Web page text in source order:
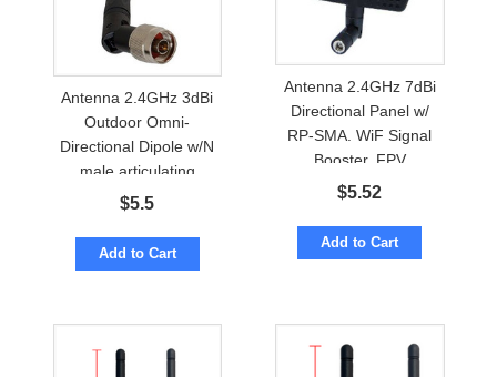
Antenna 2.4GHz 3dBi
Outdoor Omni-
Directional Dipole w/N
male articulating
$5.5
Add to Cart
Antenna 2.4GHz 7dBi
Directional Panel w/
RP-SMA. WiF Signal
Booster. FPV
$5.52
Add to Cart